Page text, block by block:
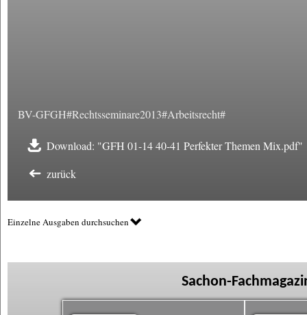
BV-GFGH#Rechtsseminare2013#Arbeitsrecht#
Download: "GFH 01-14 40-41 Perfekter Themen Mix.pdf"
zurück
Einzelne Ausgaben durchsuchen
Sachon-